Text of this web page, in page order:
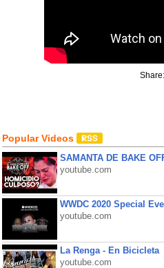
Share:
Popular Videos
SAMANTA DE BAKE
youtube.com
WWDC 2020 Special
youtube.com
La Renga - En Bicicleta
youtube.com